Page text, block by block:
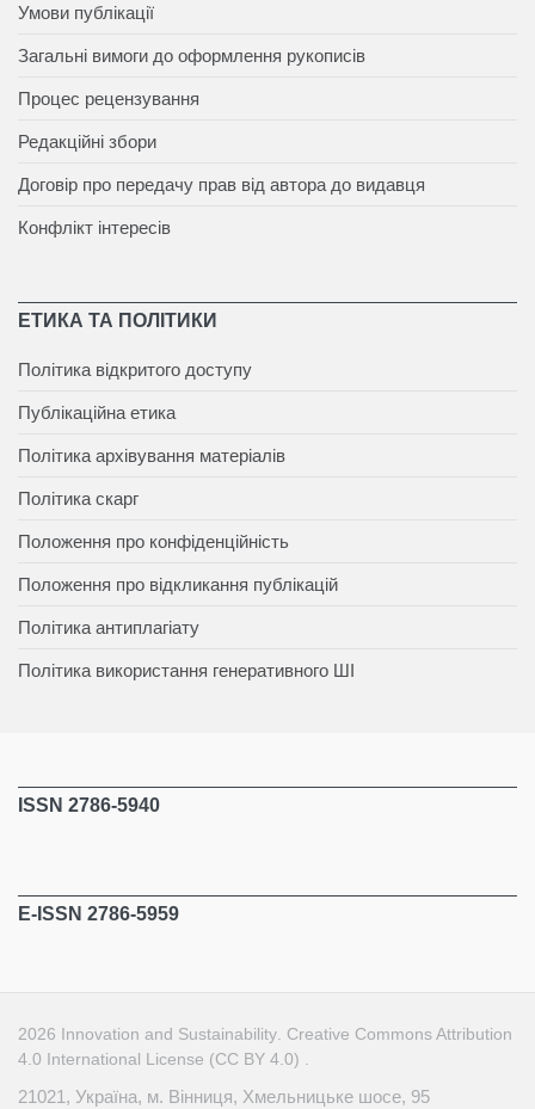
Умови публікації
Загальні вимоги до оформлення рукописів
Процес рецензування
Редакційні збори
Договір про передачу прав від автора до видавця
Конфлікт інтересів
ЕТИКА ТА ПОЛІТИКИ
Політика відкритого доступу
Публікаційна етика
Політика архівування матеріалів
Політика скарг
Положення про конфіденційність
Положення про відкликання публікацій
Політика антиплагіату
Політика використання генеративного ШІ
ISSN 2786-5940
E-ISSN 2786-5959
2026 Innovation and Sustainability Creative Commons Attribution
4.0 International License (CC BY 4.0)
21021, Україна, м. Вінниця, Хмельницьке шосе, 95